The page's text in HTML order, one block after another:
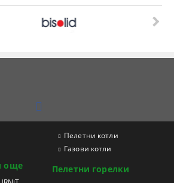
още
Пелетни котли
Газови котли
Пелетни горелки